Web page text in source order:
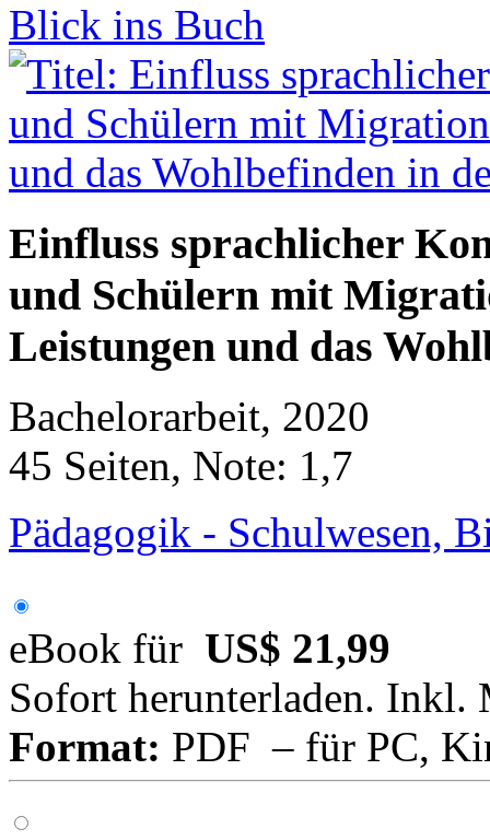
Blick ins Buch
Einfluss sprachlicher
und Schülern mit
Leistungen und das
Bachelorarbeit, 2020
45 Seiten, Note: 1,7
Pädagogik - Schulwesen,
eBook für US$ 21,99
Sofort herunterladen. Inkl.
Format: PDF – für PC,